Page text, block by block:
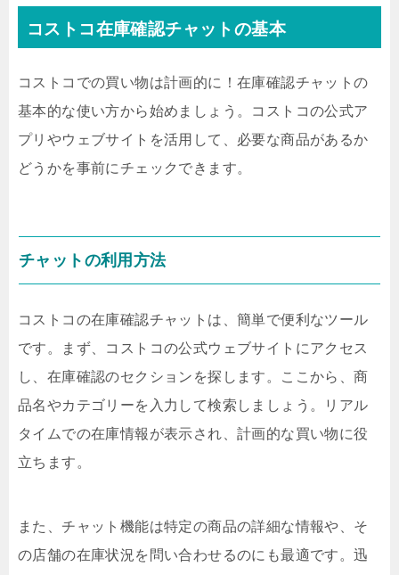
コストコ在庫確認チャットの基本
コストコでの買い物は計画的に！在庫確認チャットの
基本的な使い方から始めましょう。コストコの公式ア
プリやウェブサイトを活用して、必要な商品があるか
どうかを事前にチェックできます。
チャットの利用方法
コストコの在庫確認チャットは、簡単で便利なツール
です。まず、コストコの公式ウェブサイトにアクセス
し、在庫確認のセクションを探します。ここから、商
品名やカテゴリーを入力して検索しましょう。リアル
タイムでの在庫情報が表示され、計画的な買い物に役
立ちます。
また、チャット機能は特定の商品の詳細な情報や、そ
の店舗の在庫状況を問い合わせるのにも最適です。迅